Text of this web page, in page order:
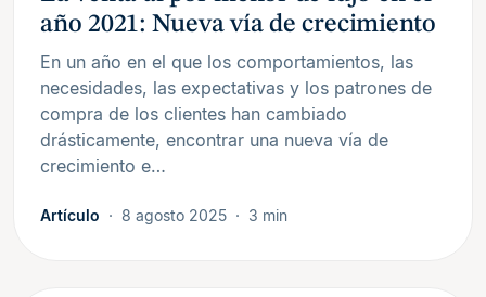
año 2021: Nueva vía de crecimiento
En un año en el que los comportamientos, las
necesidades, las expectativas y los patrones de
compra de los clientes han cambiado
drásticamente, encontrar una nueva vía de
crecimiento e…
Artículo 8 agosto 2025 3 min